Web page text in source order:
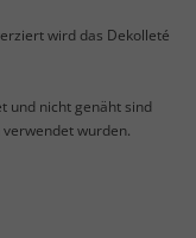
wird das Dekolleté
und nicht genäht sind
wurden.